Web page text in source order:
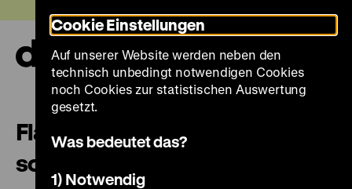
zum
Seiteninhalt
springen
Flattening paper with the hard-
soft sandwich
Cookie Einstellungen
Auf unserer Website werden neben den
technisch unbedingt notwendigen Cookies
noch Cookies zur statistischen Auswertung
gesetzt.
Was bedeutet das?
1) Notwendig